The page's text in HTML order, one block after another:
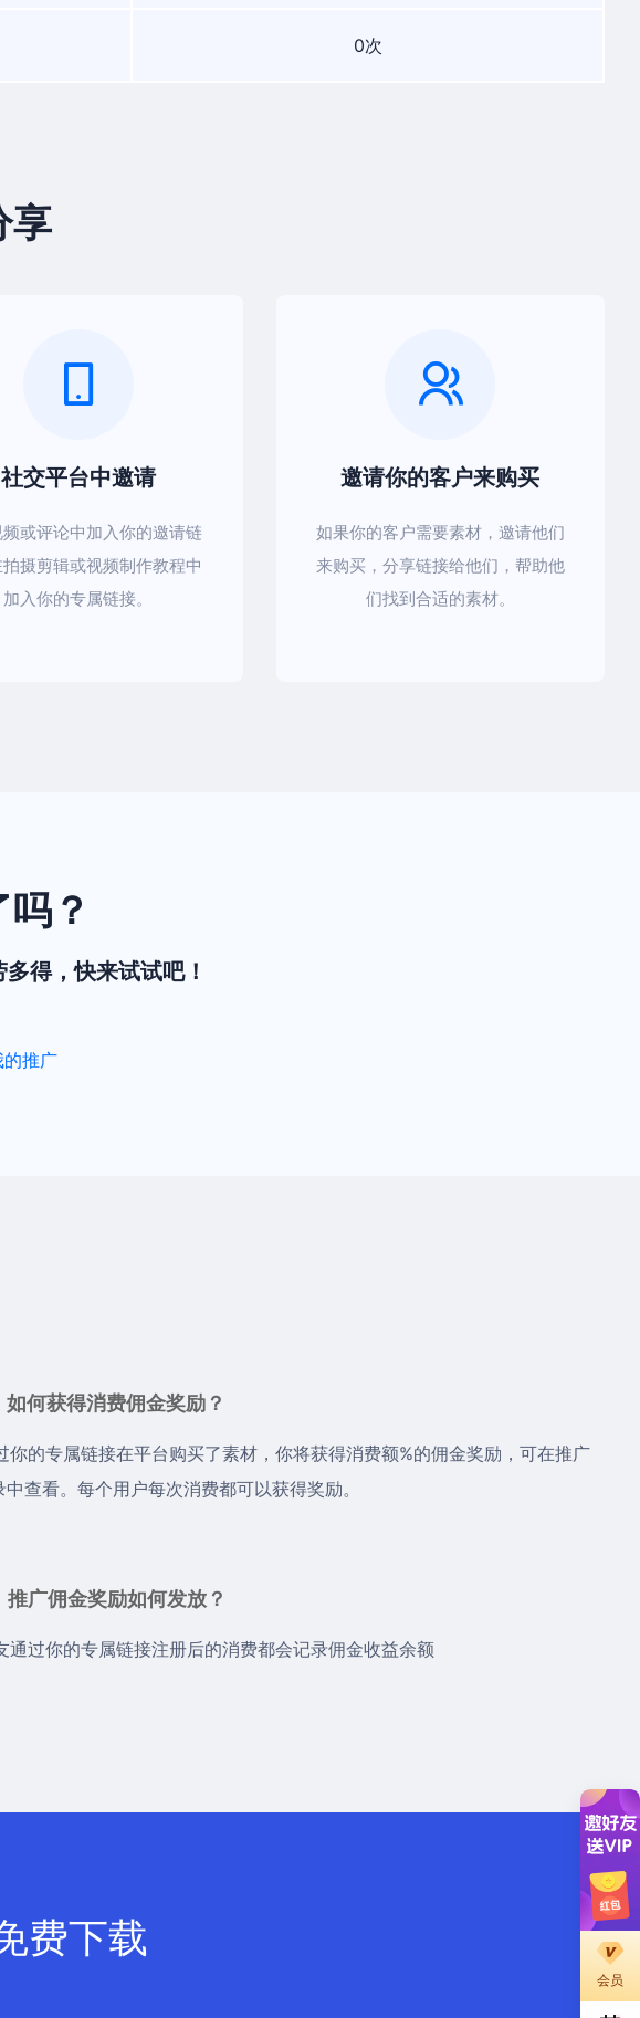
0次
享
社交平台中邀请
或评论中加入你的邀请链
摄剪辑或视频制作教程中
加入你的专属链接。
邀请你的客户来购买
如果你的客户需要素材，邀请他们
来购买，分享链接给他们，帮助他
们找到合适的素材。
？
得，快来试试吧！
的推广
如何获得消费佣金奖励？
你的专属链接在平台购买了素材，你将获得消费额%的佣金奖励，可在推广
查看。每个用户每次消费都可以获得奖励。
推广佣金奖励如何发放？
通过你的专属链接注册后的消费都会记录佣金收益余额
费下载
会员